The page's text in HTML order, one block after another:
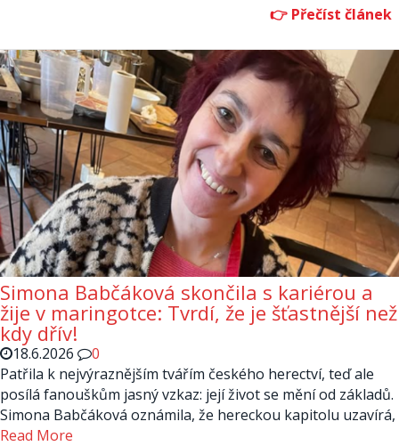
Simona Babčáková skončila s kariérou a
žije v maringotce: Tvrdí, že je šťastnější než
kdy dřív!
18.6.2026
0
Patřila k nejvýraznějším tvářím českého herectví, teď ale
posílá fanouškům jasný vzkaz: její život se mění od základů.
Simona Babčáková oznámila, že hereckou kapitolu uzavírá,
Read More